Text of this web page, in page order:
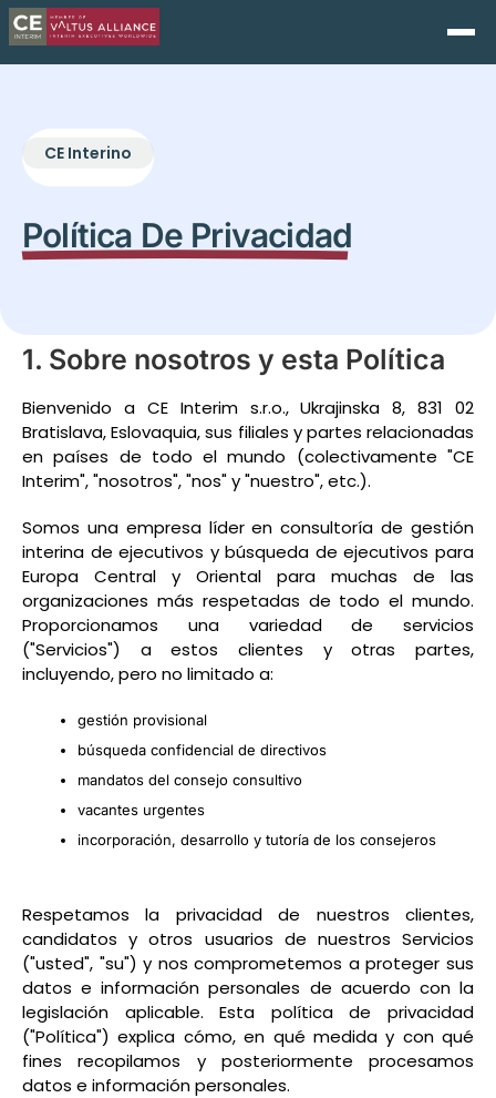
CE Interino
Política De Privacidad
1. Sobre nosotros y esta Política
Bienvenido a CE Interim s.r.o., Ukrajinska 8, 831 02
Bratislava, Eslovaquia, sus filiales y partes relacionadas
en países de todo el mundo (colectivamente "CE
Interim", "nosotros", "nos" y "nuestro", etc.).
Somos una empresa líder en consultoría de gestión
interina de ejecutivos y búsqueda de ejecutivos para
Europa Central y Oriental para muchas de las
organizaciones más respetadas de todo el mundo.
Proporcionamos una variedad de servicios
("Servicios") a estos clientes y otras partes,
incluyendo, pero no limitado a:
gestión provisional
búsqueda confidencial de directivos
mandatos del consejo consultivo
vacantes urgentes
incorporación, desarrollo y tutoría de los consejeros
Respetamos la privacidad de nuestros clientes,
candidatos y otros usuarios de nuestros Servicios
("usted", "su") y nos comprometemos a proteger sus
datos e información personales de acuerdo con la
legislación aplicable. Esta política de privacidad
("Política") explica cómo, en qué medida y con qué
fines recopilamos y posteriormente procesamos
datos e información personales.